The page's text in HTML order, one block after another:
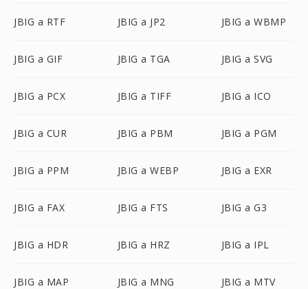
JBIG a RTF JBIG a JP2 JBIG a WBMP
JBIG a GIF JBIG a TGA JBIG a SVG
JBIG a PCX JBIG a TIFF JBIG a ICO
JBIG a CUR JBIG a PBM JBIG a PGM
JBIG a PPM JBIG a WEBP JBIG a EXR
JBIG a FAX JBIG a FTS JBIG a G3
JBIG a HDR JBIG a HRZ JBIG a IPL
JBIG a MAP JBIG a MNG JBIG a MTV